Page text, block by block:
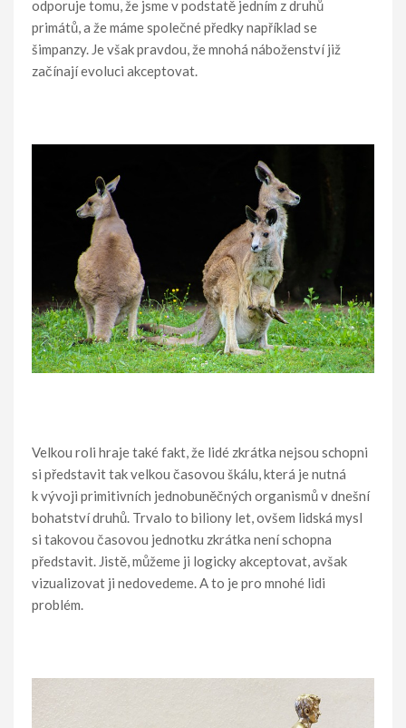
odporuje tomu, že jsme v podstatě jedním z druhů
primátů, a že máme společné předky například se
šimpanzy. Je však pravdou, že mnohá náboženství již
začínají evoluci akceptovat.
Velkou roli hraje také fakt, že lidé zkrátka nejsou schopni
si představit tak velkou časovou škálu, která je nutná
k vývoji primitivních jednobuněčných organismů v dnešní
bohatství druhů. Trvalo to biliony let, ovšem lidská mysl
si takovou časovou jednotku zkrátka není schopna
představit. Jistě, můžeme ji logicky akceptovat, avšak
vizualizovat ji nedovedeme. A to je pro mnohé lidi
problém.